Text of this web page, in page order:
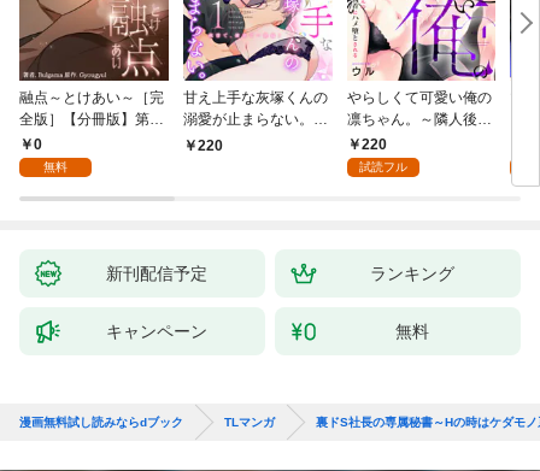
融点～とけあい～［完
全版］【分冊版】第1
話0
無料
甘え上手な灰塚くんの
溺愛が止まらない。純
情で、健気で…絶倫！
220
やらしくて可愛い俺の
凛ちゃん。～隣人後輩
くんのイキすぎた執着
にハメ堕とされる～(1)
220
試読フル
ま
～
新刊配信予定 ランキング
キャンペーン 無料
漫画無料試し読みならdブック TLマンガ 裏ドS社長の専属秘書～Hの時はケダモ